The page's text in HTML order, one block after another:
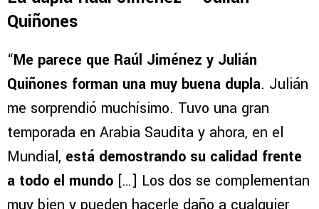
Quiñones
“Me parece que Raúl Jiménez y Julián
Quiñones forman una muy buena dupla. Julián
me sorprendió muchísimo. Tuvo una gran
temporada en Arabia Saudita y ahora, en el
Mundial, está demostrando su calidad frente
a todo el mundo […] Los dos se complementan